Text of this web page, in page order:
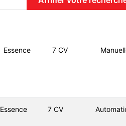
Essence 7 CV
Essence 7 CV